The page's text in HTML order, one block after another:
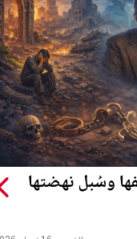
وسُبل نهضتها